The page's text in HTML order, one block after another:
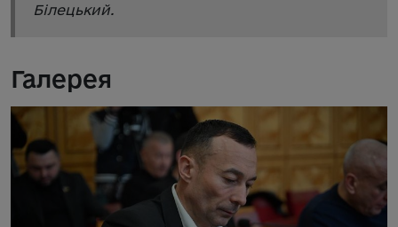
Білецький.
Галерея